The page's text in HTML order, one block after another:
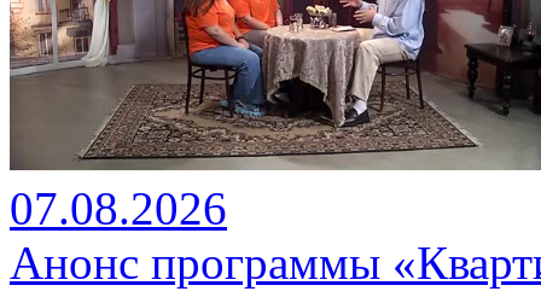
07.08.2026
Анонс программы